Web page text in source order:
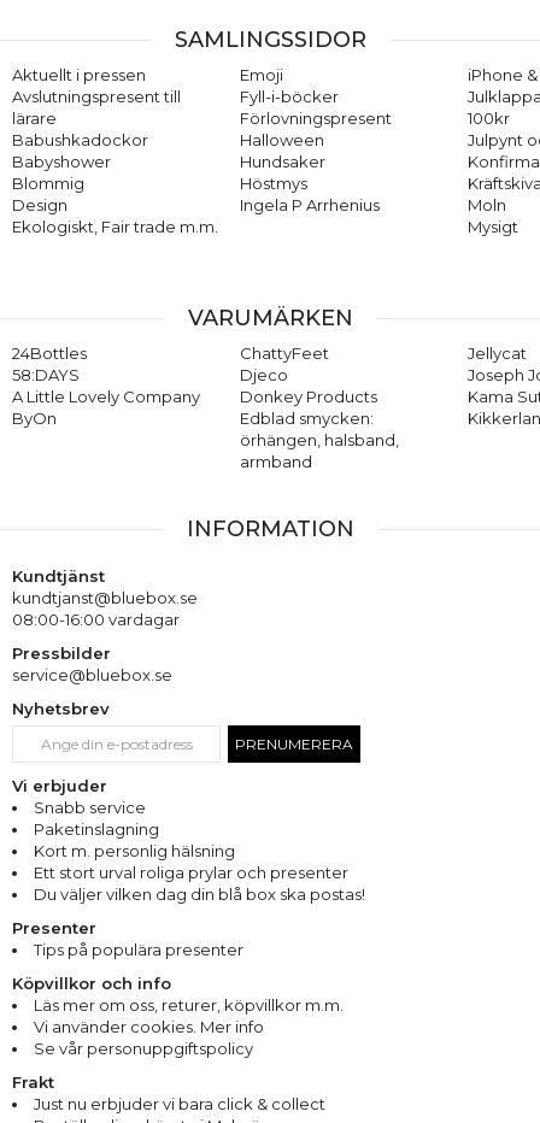
SAMLINGSSIDOR
Aktuellt i pressen
Avslutningspresent till
lärare
Babushkadockor
Babyshower
Blommig
Design
Ekologiskt, Fair trade m.m.
Emoji
Fyll-i-böcker
Förlovningspresent
Halloween
Hundsaker
Höstmys
Ingela P Arrhenius
iPhone
100kr
Julpynt
Moln
Mysigt
VARUMÄRKEN
24Bottles
58:DAYS
A Little Lovely Company
ByOn
ChattyFeet
Djeco
Donkey Products
Edblad smycken:
örhängen, halsband,
armband
Jellycat
Joseph
Kama
INFORMATION
Kundtjänst
kundtjanst@bluebox.se
08:00-16:00 vardagar
Pressbilder
service@bluebox.se
Nyhetsbrev
PRENUMERERA
Vi erbjuder
Snabb service
Paketinslagning
Kort m. personlig hälsning
Ett stort urval roliga prylar och presenter
Du väljer vilken dag din blå box ska postas!
Presenter
Tips på populära presenter
Köpvillkor och info
Läs mer om oss returer köpvillkor m.m.
Vi använder cookies. Mer info
Se vår personuppgiftspolicy
Frakt
Just nu erbjuder vi bara click & collect